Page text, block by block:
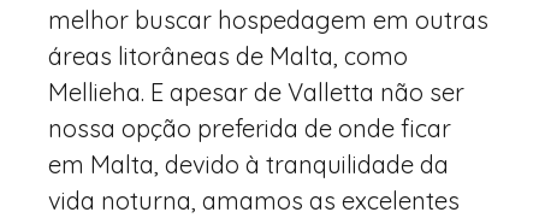
melhor buscar hospedagem em outras
áreas litorâneas de Malta, como
Mellieha. E apesar de Valletta não ser
nossa opção preferida de onde ficar
em Malta, devido à tranquilidade da
vida noturna, amamos as excelentes